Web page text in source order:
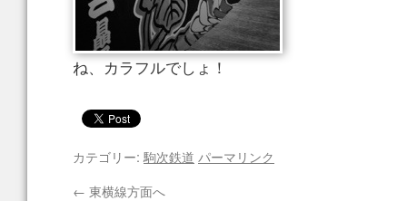
ね、カラフルでしょ！
カテゴリー: 駒次鉄道 パーマリンク
← 東横線方面へ